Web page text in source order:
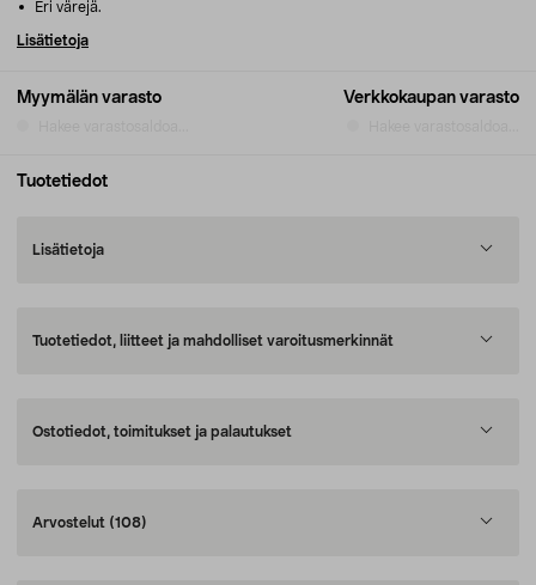
Myymälän varasto Verkkokaupan varasto
Eri värejä.
Lisätietoja
Tuotetiedot
Lisätietoja
Tuotetiedot, liitteet ja mahdolliset varoitusmerkinnät
Ostotiedot, toimitukset ja palautukset
Arvostelut (108)